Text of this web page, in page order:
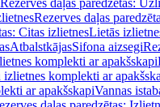
Rezerves daļas paredzētas:
Rezerves daļas
Citas izlietnesLietās
AtbalstkājasSifona aizsegi
komplekti ar apakšskapi
komplekti ar
ar apakšskapiVannas